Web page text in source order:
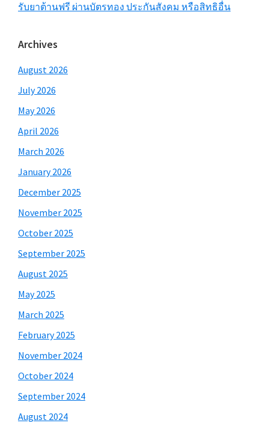
รับยาต้านฟรี ผ่านบัตรทอง ประกันสังคม หรือสิทธิอื่น
Archives
August 2026
July 2026
May 2026
April 2026
March 2026
January 2026
December 2025
November 2025
October 2025
September 2025
August 2025
May 2025
March 2025
February 2025
November 2024
October 2024
September 2024
August 2024